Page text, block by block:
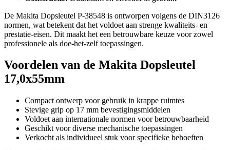
De Makita Dopsleutel P-38548 is ontworpen volgens de DIN3126
normen, wat betekent dat het voldoet aan strenge kwaliteits- en
prestatie-eisen. Dit maakt het een betrouwbare keuze voor zowel
professionele als doe-het-zelf toepassingen.
Voordelen van de Makita Dopsleutel
17,0x55mm
Compact ontwerp voor gebruik in krappe ruimtes
Stevige grip op 17 mm bevestigingsmiddelen
Voldoet aan internationale normen voor betrouwbaarheid
Geschikt voor diverse mechanische toepassingen
Verkocht als individueel stuk voor specifieke behoeften